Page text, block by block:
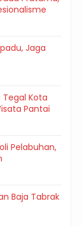
Jaga
Kota
Pantai
Pelabuhan,
Baja Tabrak